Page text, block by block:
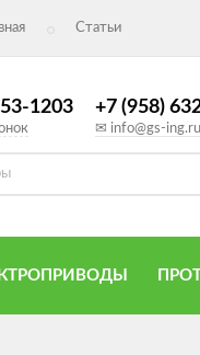
Статьи
1203 +7 (958)
✉ info@gs-ing.ru